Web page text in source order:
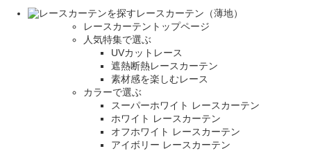
レースカーテン（薄地）
レースカーテントップページ
人気特集で選ぶ
UVカットレース
遮熱断熱レースカーテン
素材感を楽しむレース
カラーで選ぶ
スーパーホワイト レースカーテン
ホワイト レースカーテン
オフホワイト レースカーテン
アイボリー レースカーテン